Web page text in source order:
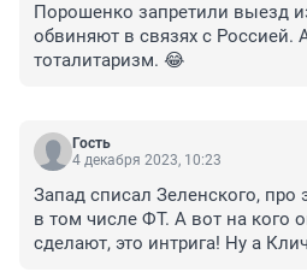
Порошенко запретили выезд
обвиняют в связях с Россией.
тоталитаризм. 😂
Гость
4 декабря 2023, 10:23
Запад списал Зеленского, про
в том числе ФТ. А вот на кого
сделают, это интрига! Ну а